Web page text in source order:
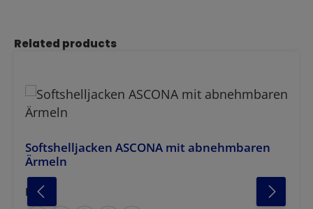
Produktgalerie überspringen
Related products
Softshelljacken ASCONA mit abnehmbaren
Ärmeln
Farbe
auswählen
navy